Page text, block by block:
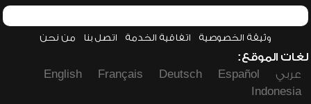
وثيقة الخصوصية اتفاقية الخدمة اتصل بنا من نحن
لغات الموقع:
عربي
Español
Deutsch
Français
English
Indonesia